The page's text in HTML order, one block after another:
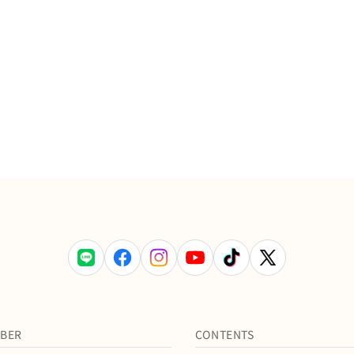
LINE FacebookInstagramYouTube TikTok
X
(Twitter)
CONTENTS